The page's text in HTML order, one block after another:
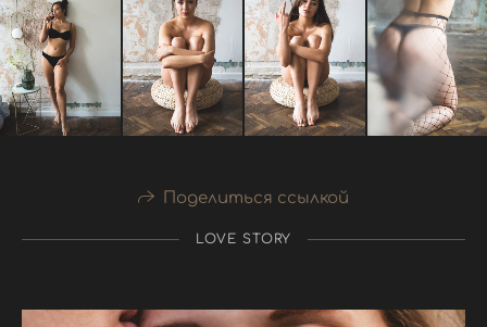
Поделиться ссылкой
LOVE STORY